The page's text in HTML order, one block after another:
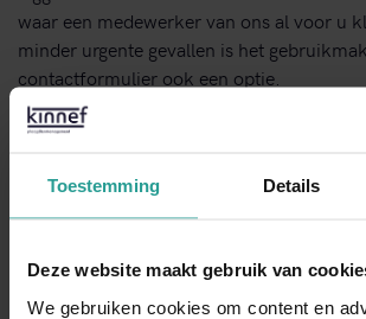
Toestemming Details
Deze website maakt gebruik van
We gebruiken cookies om content en
waar een medewerker van ons al voor u
minder urgente gevallen is het
contactformulier ook een optie.
CONTACTFORMULIER